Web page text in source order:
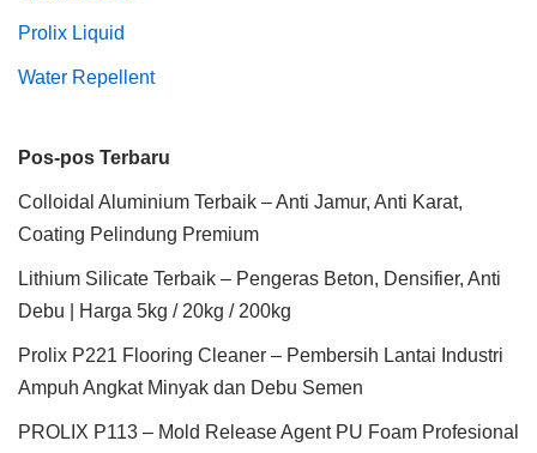
Prolix Liquid
Water Repellent
Pos-pos Terbaru
Colloidal Aluminium Terbaik – Anti Jamur, Anti Karat,
Coating Pelindung Premium
Lithium Silicate Terbaik – Pengeras Beton, Densifier, Anti
Debu | Harga 5kg / 20kg / 200kg
Prolix P221 Flooring Cleaner – Pembersih Lantai Industri
Ampuh Angkat Minyak dan Debu Semen
PROLIX P113 – Mold Release Agent PU Foam Profesional